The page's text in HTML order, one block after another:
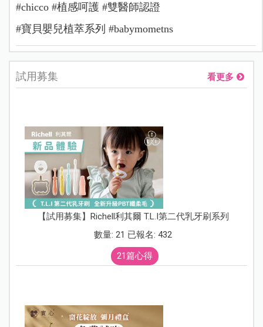
#chicco #植感呵護 #雙醫師認證
#寶貝嬰兒植萃系列 #babymometns
試用募集 看更多
【試用募集】Richell利其爾 T.L.I第二代乳牙刷系列
數量: 21 已報名: 432
21篇心得